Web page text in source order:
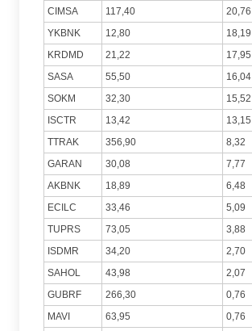
CIMSA
117,40
20,76
YKBNK
12,80
18,19
KRDMD
21,22
17,95
SASA
55,50
16,04
SOKM
32,30
15,52
ISCTR
13,42
13,15
TTRAK
356,90
8,32
GARAN
30,08
7,77
AKBNK
18,89
6,48
ECILC
33,46
5,09
TUPRS
73,05
3,88
ISDMR
34,20
2,70
SAHOL
43,98
2,07
GUBRF
266,30
0,76
MAVI
63,95
0,76